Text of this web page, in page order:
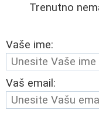
Trenutno
Vaše ime:
Vaš email: